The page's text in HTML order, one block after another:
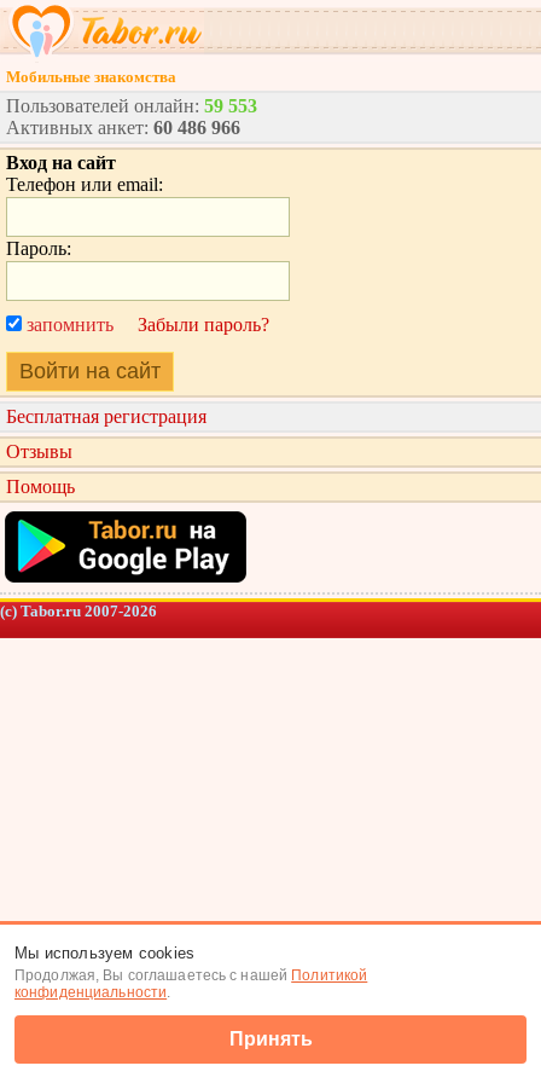
Мобильные знакомства
Пользователей онлайн: 59 553
Активных анкет: 60 486 966
Вход на сайт
Телефон или email:
Пароль:
запомнить Забыли пароль?
Войти на сайт
Бесплатная регистрация
Отзывы
Помощь
(c) Tabor.ru 2007-2026
Мы используем cookies
Продолжая, Вы соглашаетесь с нашей Политикой
конфиденциальности.
Принять